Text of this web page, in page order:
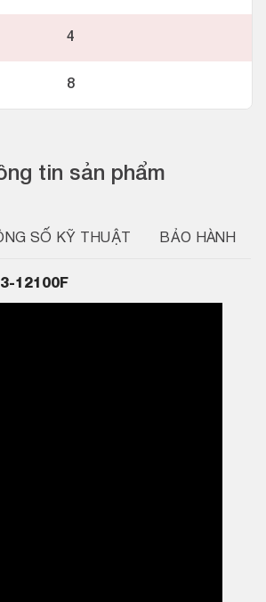
tin sản phẩm
SỐ KỸ THUẬT BẢO HÀNH
12100F
4
8